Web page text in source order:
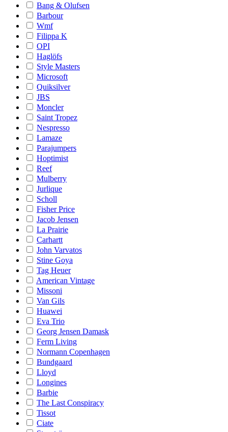
Bang & Olufsen
Barbour
Wmf
Filippa K
OPI
Haglöfs
Style Masters
Microsoft
Quiksilver
JBS
Moncler
Saint Tropez
Nespresso
Lamaze
Parajumpers
Hoptimist
Reef
Mulberry
Jurlique
Scholl
Fisher Price
Jacob Jensen
La Prairie
Carhartt
John Varvatos
Stine Goya
Tag Heuer
American Vintage
Missoni
Van Gils
Huawei
Eva Trio
Georg Jensen Damask
Ferm Living
Normann Copenhagen
Bundgaard
Lloyd
Longines
Barbie
The Last Conspiracy
Tissot
Ciate